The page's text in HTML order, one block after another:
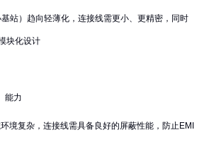
站）趋向轻薄化，连接线需更小、更精密，同时
块化设计
能力
境复杂，连接线需具备良好的屏蔽性能，防止EMI